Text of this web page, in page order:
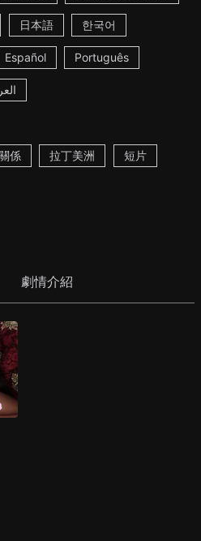
日本語 한국어
Español Português
係 拉丁美洲 短片
劇情介紹